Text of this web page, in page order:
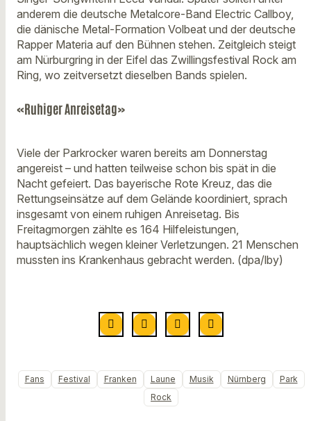
anderem die deutsche Metalcore-Band Electric Callboy,
die dänische Metal-Formation Volbeat und der deutsche
Rapper Materia auf den Bühnen stehen. Zeitgleich steigt
am Nürburgring in der Eifel das Zwillingsfestival Rock am
Ring, wo zeitversetzt dieselben Bands spielen.
«Ruhiger Anreisetag»
Viele der Parkrocker waren bereits am Donnerstag
angereist – und hatten teilweise schon bis spät in die
Nacht gefeiert. Das bayerische Rote Kreuz, das die
Rettungseinsätze auf dem Gelände koordiniert, sprach
insgesamt von einem ruhigen Anreisetag. Bis
Freitagmorgen zählte es 164 Hilfeleistungen,
hauptsächlich wegen kleiner Verletzungen. 21 Menschen
mussten ins Krankenhaus gebracht werden. (dpa/lby)
Fans Festival Franken Laune Musik Nürnberg
Park
Rock